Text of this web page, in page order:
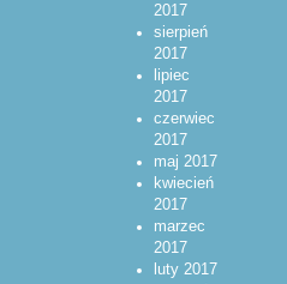
2017
sierpień
2017
lipiec
2017
czerwiec
2017
maj 2017
kwiecień
2017
marzec
2017
luty 2017